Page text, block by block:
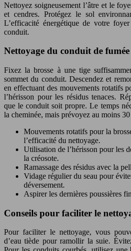
Nettoyez soigneusement l’âtre et le
et cendres. Protégez le sol
L’efficacité énergétique de votre
conduit.
Nettoyage du conduit de fumée
Fixez la brosse à une tige
sommet du conduit. Descendez et
en effectuant des mouvements rotatifs
l’hérisson pour les résidus tenaces.
que le conduit soit propre. Le temps
la cheminée, mais prévoyez au moins
Mouvements rotatifs pour la
l’efficacité du nettoyage.
Utilisation de l’hérisson pour les
la créosote.
Ramassage des résidus avec la
Vidage régulier du seau pour
déversement.
Aspirer les dernières poussières
Conseils pour faciliter le
Pour faciliter le nettoyage, vous
d’eau tiède pour ramollir la suie.